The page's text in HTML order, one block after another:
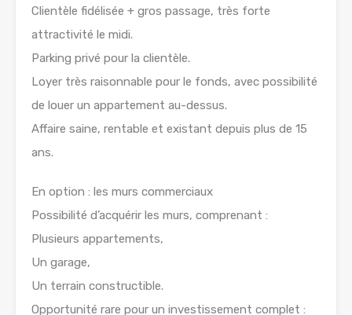
Clientèle fidélisée + gros passage, très forte
attractivité le midi.
Parking privé pour la clientèle.
Loyer très raisonnable pour le fonds, avec possibilité
de louer un appartement au-dessus.
Affaire saine, rentable et existant depuis plus de 15
ans.
En option : les murs commerciaux
Possibilité d’acquérir les murs, comprenant :
Plusieurs appartements,
Un garage,
Un terrain constructible.
Opportunité rare pour un investissement complet :